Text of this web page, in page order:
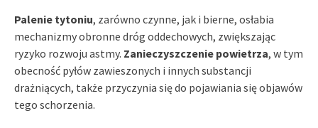
Palenie tytoniu, zarówno czynne, jak i bierne, osłabia
mechanizmy obronne dróg oddechowych, zwiększając
ryzyko rozwoju astmy. Zanieczyszczenie powietrza, w tym
obecność pyłów zawieszonych i innych substancji
drażniących, także przyczynia się do pojawiania się objawów
tego schorzenia.